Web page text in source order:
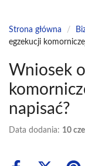
Strona główna /
egzekucji
Wniosek
napisać?
Data dodania: 10